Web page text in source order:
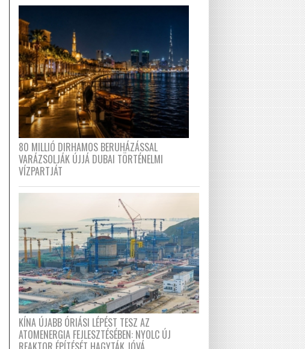
80 MILLIÓ DIRHAMOS BERUHÁZÁSSAL
VARÁZSOLJÁK ÚJJÁ DUBAI TÖRTÉNELMI
VÍZPARTJÁT
KÍNA ÚJABB ÓRIÁSI LÉPÉST TESZ AZ
ATOMENERGIA FEJLESZTÉSÉBEN: NYOLC ÚJ